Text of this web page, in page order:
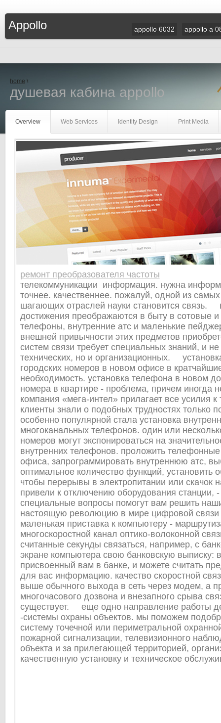
Appollo appollo 6032 appollo a
home \
душевая кабина appollo
Overview Web Services Identity Design Print Media
ремонт преобразователя частоты
телекоммуникации информация. нужна
точнее. качественнее. пожалуй, одной из
шагающих отраслей науки становится связь.
достижения преображаются в быту в сотовые
телефоны, внутренние атс и маленькие
внешней привычности этих предметов
систем связи требует специальных знаний, и не
технических, но и организационных.
городских номеров в новом офисе в
необходимость. установка телефона в новом
номера в квартире - проблема, причем иногда
компания «мега-интел» прилагает все усилия к
клиенты знали о подобных трудностях
особенно популярной стала установка
многоканальных телефонов. один или
номеров могут экспонироваться на
внутренних телефонов. проложить телефонные
офиса, запрограммировать внутреннюю атс,
оптимальное количество функций, установить
чтобы перерывы в электропитании или скачок
привели к отключению оборудования станции,
специальные вопросы помогут вам решить
настоящую революцию в мире цифровой связи
маленькая приставка к компьютеру -
многоскоростной канал оптико-волоконной
считанные секунды связаться, например, с
экране компьютера свою банковскую выписку:
присвоенный вам в банке, и можете считать
для вас информацию. качество скоростной
выше обычного выхода в сеть через модем, а
многочасового дозвона и внезапного срыва
существует. еще одно направление работы
-системы охраны объектов. мы поможем
систему точечной или периметральной
пожарной сигнализации, телевизионного
объекта и за прилегающей территорией,
качественную установку и техническое